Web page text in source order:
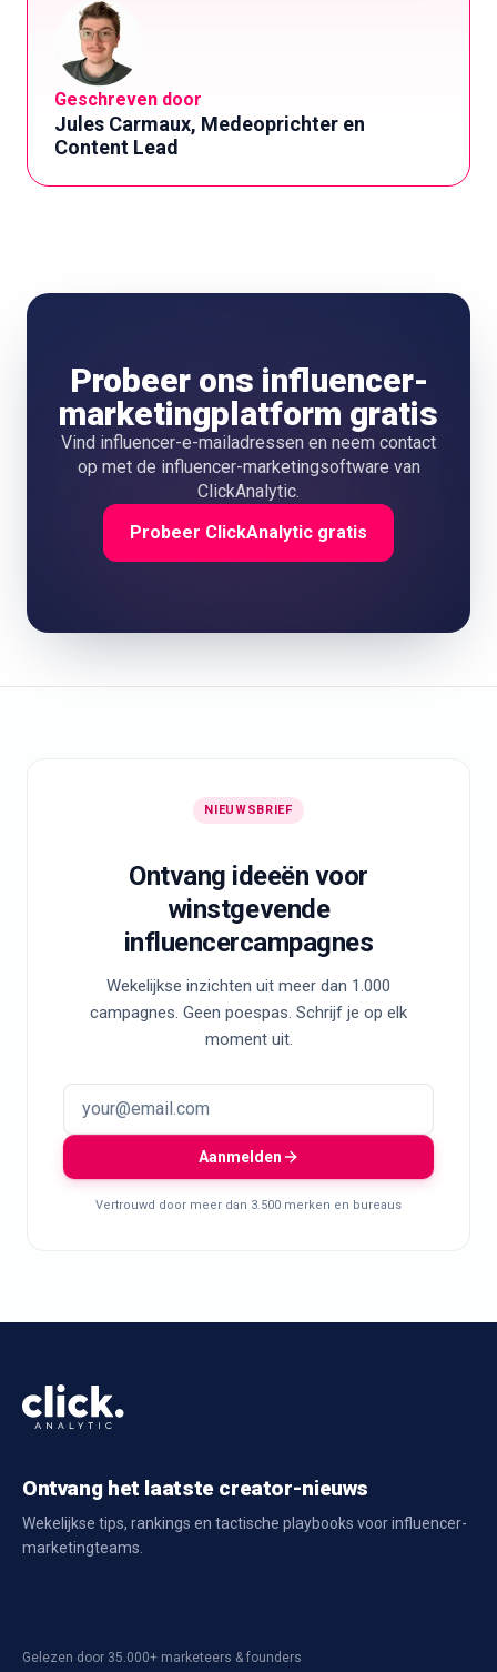
Geschreven door
Jules Carmaux, Medeoprichter en
Content Lead
Probeer ons influencer-
marketingplatform gratis
Vind influencer-e-mailadressen en neem contact
op met de influencer-marketingsoftware van
ClickAnalytic.
Probeer ClickAnalytic gratis
NIEUWSBRIEF
Ontvang ideeën voor
winstgevende
influencercampagnes
Wekelijkse inzichten uit meer dan 1.000
campagnes. Geen poespas. Schrijf je op elk
moment uit.
Aanmelden
Vertrouwd door meer dan 3.500 merken en bureaus
Ontvang het laatste creator-nieuws
Wekelijkse tips, rankings en tactische playbooks voor influencer-
marketingteams.
Gelezen door 35.000+ marketeers & founders